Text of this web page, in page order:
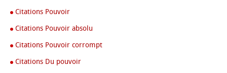
Citations Pouvoir
Citations Pouvoir absolu
Citations Pouvoir corrompt
Citations Du pouvoir